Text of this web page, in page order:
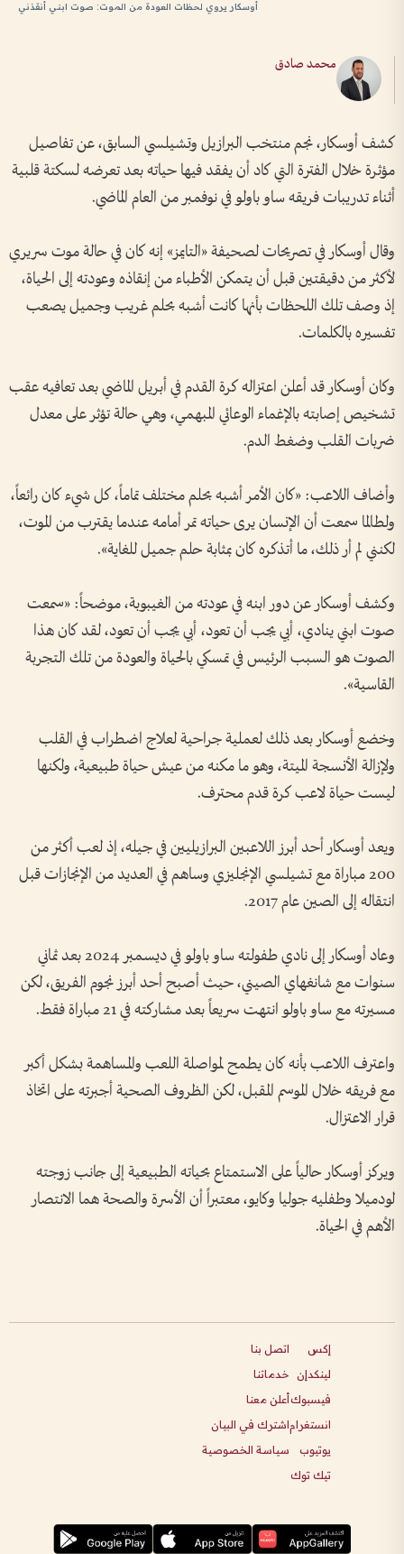
أوسكار يروي لحظات العودة من الموت: صوت ابني أنقذني
محمد صادق
كشف أوسكار، نجم منتخب البرازيل وتشيلسي السابق، عن تفاصيل
مؤثرة خلال الفترة التي كاد أن يفقد فيها حياته بعد تعرضه لسكتة قلبية
أثناء تدريبات فريقه ساو باولو في نوفمبر من العام الماضي.
وقال أوسكار في تصريحات لصحيفة «التايمز» إنه كان في حالة موت سريري
لأكثر من دقيقتين قبل أن يتمكن الأطباء من إنقاذه وعودته إلى الحياة،
إذ وصف تلك اللحظات بأنها كانت أشبه بحلم غريب وجميل يصعب
تفسيره بالكلمات.
وكان أوسكار قد أعلن اعتزاله كرة القدم في أبريل الماضي بعد تعافيه عقب
تشخيص إصابته بالإغماء الوعائي المبهمي، وهي حالة تؤثر على معدل
ضربات القلب وضغط الدم.
وأضاف اللاعب: «كان الأمر أشبه بحلم مختلف تماماً، كل شيء كان رائعاً،
ولطالما سمعت أن الإنسان يرى حياته تمر أمامه عندما يقترب من الموت،
لكنني لم أر ذلك، ما أتذكره كان بمثابة حلم جميل للغاية».
وكشف أوسكار عن دور ابنه في عودته من الغيبوبة، موضحاً: «سمعت
صوت ابني ينادي، أبي يجب أن تعود، أبي يجب أن تعود، لقد كان هذا
الصوت هو السبب الرئيس في تمسكي بالحياة والعودة من تلك التجربة
القاسية».
وخضع أوسكار بعد ذلك لعملية جراحية لعلاج اضطراب في القلب
ولإزالة الأنسجة الميتة، وهو ما مكنه من عيش حياة طبيعية، ولكنها
ليست حياة لاعب كرة قدم محترف.
ويعد أوسكار أحد أبرز اللاعبين البرازيليين في جيله، إذ لعب أكثر من
200 مباراة مع تشيلسي الإنجليزي وساهم في العديد من الإنجازات قبل
انتقاله إلى الصين عام 2017.
وعاد أوسكار إلى نادي طفولته ساو باولو في ديسمبر 2024 بعد ثماني
سنوات مع شانغهاي الصيني، حيث أصبح أحد أبرز نجوم الفريق، لكن
مسيرته مع ساو باولو انتهت سريعاً بعد مشاركته في 21 مباراة فقط.
واعترف اللاعب بأنه كان يطمح لمواصلة اللعب والمساهمة بشكل أكبر
مع فريقه خلال الموسم المقبل، لكن الظروف الصحية أجبرته على اتخاذ
قرار الاعتزال.
ويركز أوسكار حالياً على الاستمتاع بحياته الطبيعية إلى جانب زوجته
لودميلا وطفليه جوليا وكايو، معتبراً أن الأسرة والصحة هما الانتصار
الأهم في الحياة.
إكس
لينكدإن
فيسبوك
انستغرام
يوتيوب
تيك توك
اتصل بنا
خدماتنا
أعلن معنا
اشترك في البيان
سياسة الخصوصية